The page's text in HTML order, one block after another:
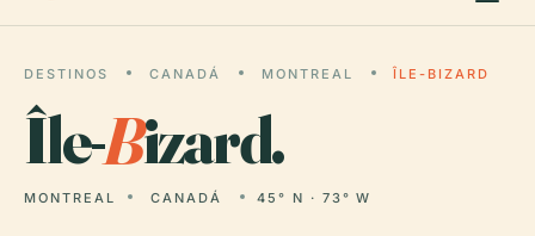
DESTINOS CANADÁ MONTREAL ÎLE-BIZARD
Île-Bizard.
MONTREAL CANADÁ 45° N · 73° W